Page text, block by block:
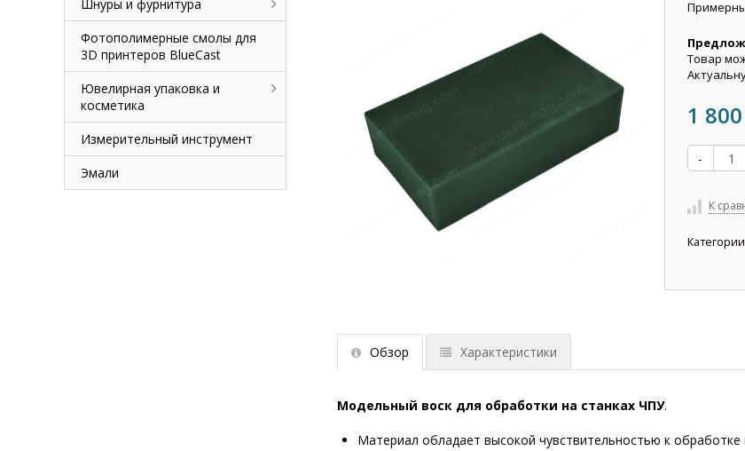
Товар
1 800
-
К
Обзор Характеристики
Модельный воск для обработки на станках ЧПУ.
Материал обладает высокой чувствительностью к
Шнуры и фурнитура
Фотополимерные смолы для
3D принтеров BlueCast
Ювелирная упаковка и
косметика
Измерительный инструмент
Эмали